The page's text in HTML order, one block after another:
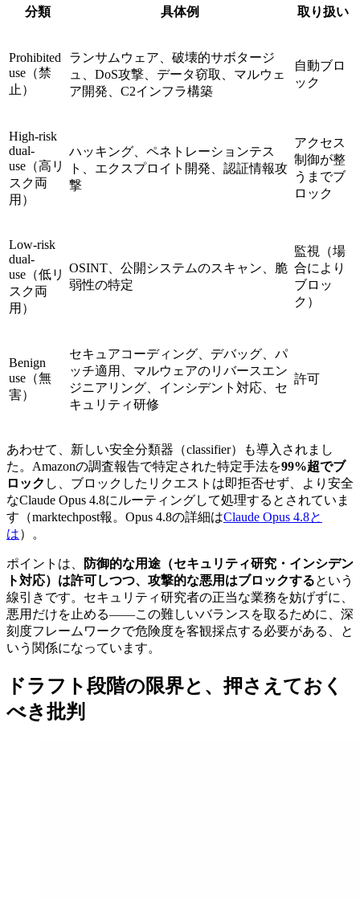
分類 具体例 取り扱い
Prohibited
use（禁
止）
ランサムウェア、破壊的サボタージ
ュ、DoS攻撃、データ窃取、マルウェ
ア開発、C2インフラ構築
自動ブロ
ック
High-risk
dual-
use（高リ
スク両
用）
ハッキング、ペネトレーションテス
ト、エクスプロイト開発、認証情報攻
撃
アクセス
制御が整
うまでブ
ロック
Low-risk
dual-
use（低リ
スク両
用）
OSINT、公開システムのスキャン、脆
弱性の特定
監視（場
合により
ブロッ
ク）
Benign
use（無
害）
セキュアコーディング、デバッグ、パ
ッチ適用、マルウェアのリバースエン
ジニアリング、インシデント対応、セ
キュリティ研修
許可
あわせて、新しい安全分類器（classifier）も導入されまし
た。Amazonの調査報告で特定された特定手法を99%超でブ
ロック し、ブロックしたリクエストは即拒否せず、より安全
なClaude Opus 4.8にルーティングして処理するとされていま
す（marktechpost報。Opus 4.8の詳細はClaude Opus 4.8と
は）。
ポイントは、
防御的な用途（セキュリティ研究・インシデン
ト対応）は許可しつつ、攻撃的な悪用はブロックするという
線引きです。セキュリティ研究者の正当な業務を妨げずに、
悪用だけを止める——この難しいバランスを取るために、深
刻度フレームワークで危険度を客観採点する必要がある、と
いう関係になっています。
ドラフト段階の限界と、押さえておく
べき批判